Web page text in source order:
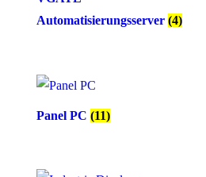
Automatisierungsserver (4)
Panel PC (11)